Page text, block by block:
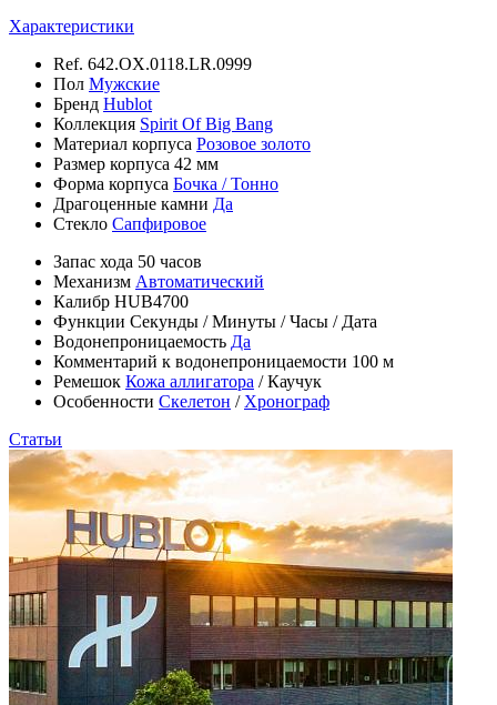
Характеристики
Ref. 642.OX.0118.LR.0999
Пол Мужские
Бренд Hublot
Коллекция Spirit Of Big Bang
Материал корпуса Розовое золото
Размер корпуса 42 мм
Форма корпуса Бочка / Тонно
Драгоценные камни Да
Стекло Сапфировое
Запас хода 50 часов
Механизм Автоматический
Калибр HUB4700
Функции Секунды /Минуты /Часы / Дата
Водонепроницаемость Да
Комментарий к водонепроницаемости 100 м
Ремешок Кожа аллигатора /Каучук
Особенности Скелетон / Хронограф
Статьи